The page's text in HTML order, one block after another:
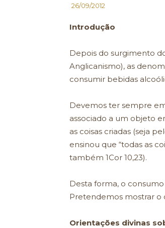
26/09/2012
Introdução
Depois do surgimento
Anglicanismo), as
consumir bebidas
Devemos ter sempre
associado a um objeto
as coisas criadas (seja
ensinou que “todas as
também 1Cor 10,23).
Desta forma, o
Pretendemos mostrar o
Orientações divinas